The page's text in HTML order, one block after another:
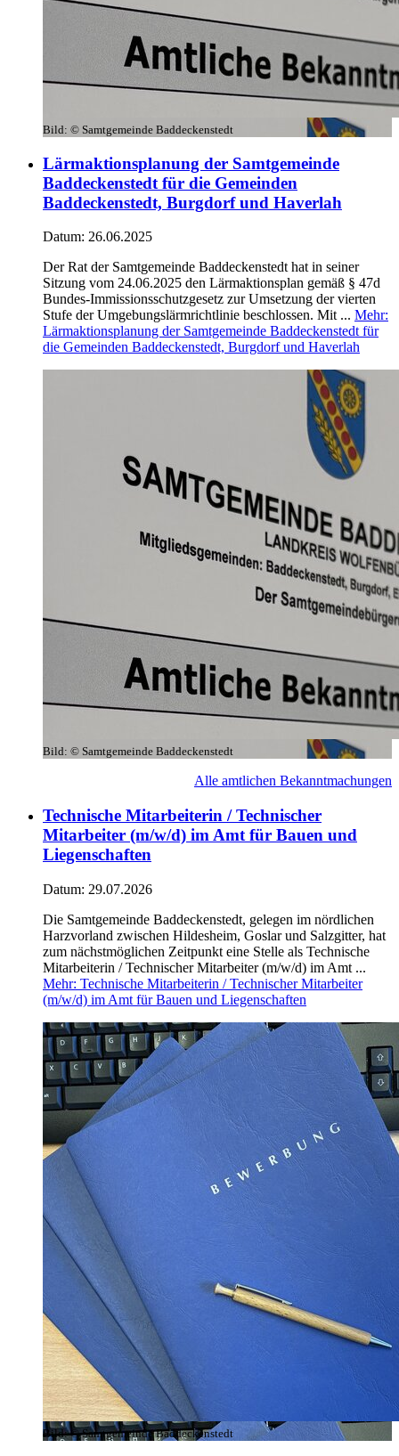
Bild: © Samtgemeinde Baddeckenstedt
Lärmaktionsplanung der Samtgemeinde
Baddeckenstedt für die Gemeinden
Baddeckenstedt, Burgdorf und Haverlah
Datum: 26.06.2025
Der Rat der Samtgemeinde Baddeckenstedt hat in seiner
Sitzung vom 24.06.2025 den Lärmaktionsplan gemäß § 47d
Bundes-Immissionsschutzgesetz zur Umsetzung der vierten
Stufe der Umgebungslärmrichtlinie beschlossen. Mit ... Mehr:
Lärmaktionsplanung der Samtgemeinde Baddeckenstedt für
die Gemeinden Baddeckenstedt, Burgdorf und Haverlah
Bild: © Samtgemeinde Baddeckenstedt
Alle amtlichen Bekanntmachungen
Technische Mitarbeiterin / Technischer
Mitarbeiter (m/w/d) im Amt für Bauen und
Liegenschaften
Datum: 29.07.2026
Die Samtgemeinde Baddeckenstedt, gelegen im nördlichen
Harzvorland zwischen Hildesheim, Goslar und Salzgitter, hat
zum nächstmöglichen Zeitpunkt eine Stelle als Technische
Mitarbeiterin / Technischer Mitarbeiter (m/w/d) im Amt ...
Mehr: Technische Mitarbeiterin / Technischer Mitarbeiter
(m/w/d) im Amt für Bauen und Liegenschaften
Bild:© Samtgemeinde Baddeckenstedt